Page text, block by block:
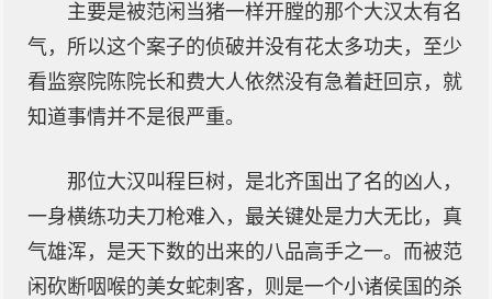
主要是被范闲当猪一样开膛的那个大汉太有名
气，所以这个案子的侦破并没有花太多功夫，至少
看监察院陈院长和费大人依然没有急着赶回京，就
知道事情并不是很严重。
那位大汉叫程巨树，是北齐国出了名的凶人，
一身横练功夫刀枪难入，最关键处是力大无比，真
气雄浑，是天下数的出来的八品高手之一。而被范
闲砍断咽喉的美女蛇刺客，则是一个小诸侯国的杀